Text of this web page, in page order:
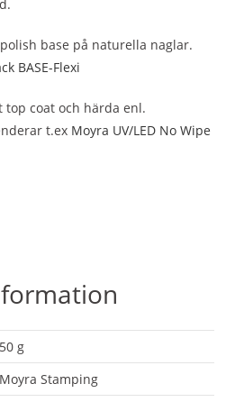
base på naturella naglar.
BASE-Flexi
top coat och härda enl.
t.ex Moyra UV/LED No Wipe
50 g
Moyra Stamping